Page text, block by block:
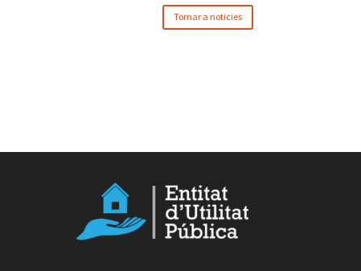
Tornar a noticies